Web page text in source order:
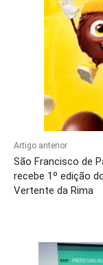
Artigo anterior
São Francisco de
recebe 1º edição
Vertente da Rima